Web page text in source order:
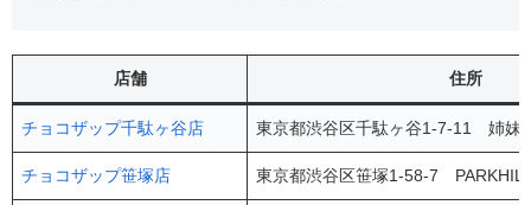
店舗 住所
チョコザップ千駄ヶ谷店 東京都渋谷区千駄ヶ谷1-7-11 姉
チョコザップ笹塚店 東京都渋谷区笹塚1-58-7